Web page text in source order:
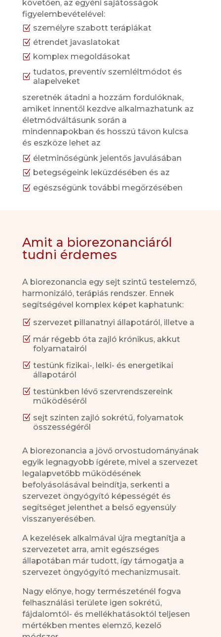
követően, az egyéni sajátosságok
figyelembevételével:
Z személyre szabott terápiákat
Z étrendet javaslatokat
Z komplex megoldásokat
Z tudatos, preventív szemléltmódot és
alapelveket
szeretnék átadni a hozzám fordulóknak,
amiket innentől kezdve alkalmazhatunk az
életmódváltásunk során a
mindennapokban és hosszú távon kulcsa
és eszköze lehet az
Z életminőségünk jelentős javulásában
Z betegségeink leküzdésében és az
Z egészségünk további megőrzésében
Amit a biorezonanciáról
tudni érdemes
A biorezonancia egy sejt szintű testelemző,
harmonizáló, terápiás rendszer. Ennek
segítségével komplex képet kaphatunk:
Z szervezet pillanatnyi állapotáról, illetve a
Z már régebb óta zajló krónikus, akkut
folyamatairól
Z testünk fizikai-, lelki- és energetikai
állapotáról
Z testünkben lévő szervrendszereink
működéséről
Z sejt szinten zajló sokrétű, folyamatok
összességéről
A biorezonancia a jövő orvostudományának
egyik legnagyobb ígérete, mivel a szervezet
legalapvetőbb működésének
befolyásolásával beindítja, serkenti a
szervezet öngyógyító képességét és
segítséget jelenthet a belső egyensúly
visszanyerésében.
A kezelések alkalmával újra megtanítja a
szervezetet arra, amit egészséges
állapotában már tudott, így támogatja a
szervezet öngyógyító mechanizmusait.
Nagy előnye, hogy természeténél fogva
felhasználási területe igen sokrétű,
fájdalomtól- és mellékhatásoktól teljesen
mértékben mentes elemző, kezelő